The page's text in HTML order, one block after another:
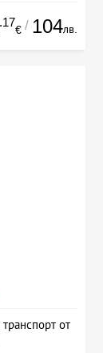
.17
€ / 104лв.
от